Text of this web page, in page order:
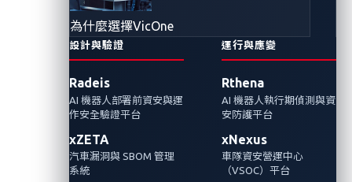
為什麼選擇VicOne
設計與驗證
Radeis
AI 機器人部署前資安與運
作安全驗證平台
xZETA
汽車漏洞與 SBOM 管理
系統
運行與應變
Rthena
AI 機器人執行期偵測與資
安防護平台
xNexus
車隊資安營運中心
（VSOC）平台